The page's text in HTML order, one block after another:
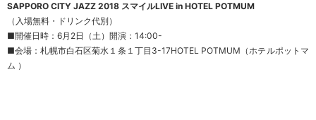
SAPPORO CITY JAZZ 2018 スマイルLIVE in HOTEL POTMUM
（入場無料・ドリンク代別）
■開催日時：6月2日（土）開演：14:00-
■会場：札幌市白石区菊水１条１丁目3-17HOTEL POTMUM（ホテルポットマ
ム ）